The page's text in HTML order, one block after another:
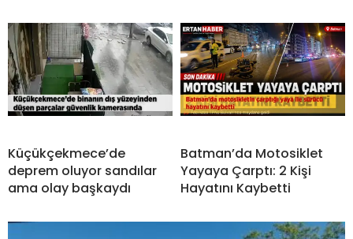
Küçükçekmece’de
deprem oluyor sandılar
ama olay başkaydı
Batman’da Motosiklet
Yayaya Çarptı: 2 Kişi
Hayatını Kaybetti